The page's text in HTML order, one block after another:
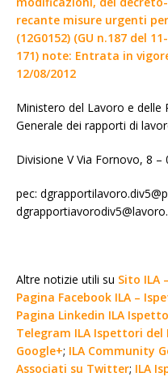
recante misure urgenti
(12G0152) (GU n.187 del
171) note: Entrata in
12/08/2012
Ministero del Lavoro e delle
Generale dei rapporti di
Divisione V Via Fornovo, 8 –
pec:
Altre notizie utili su Sito ILA
Pagina Facebook ILA –
Pagina Linkedin ILA
Telegram ILA Ispettori del
Google+; ILA Community
Associati su Twitter; ILA